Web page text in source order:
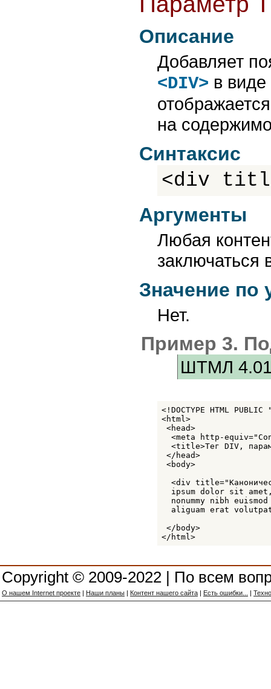
Описание
Добавляет
<DIV> в
на
Синтаксис
<div
Аргументы
Любая
заключаться
Значение по
Нет.
Пример 3.
ШТМЛ
<!DOCTYPE HTML
<html>
<head>
<meta http-
<title>Тег DIV,
</head>
<body>
<div
ipsum dolor sit
nonummy nibh
aliguam erat
</body>
</html>
Copyright © 2009-2022 | По всем
О нашем Internet проекте Наши планы Контент нашего сайта Есть ошибки...